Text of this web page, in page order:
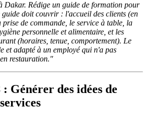
Dakar. Rédige un guide de formation pour
guide doit couvrir : l'accueil des clients (en
de commande, le service à table, la
personnelle et alimentaire, et les
(horaires, tenue, comportement). Le
et adapté à un employé qui n'a pas
restauration."
Générer des idées de